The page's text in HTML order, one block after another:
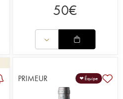
50€
PRIMEUR ❤ Équipe